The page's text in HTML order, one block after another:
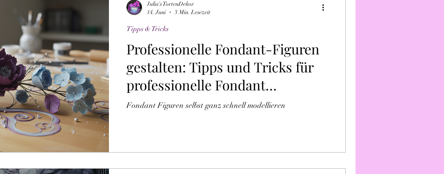
vor dem Anschneiden entfernt werden müssen. Haltbar und
wiederverwendbar.
Professionelle Fondant-Figuren
gestalten: Tipps und Tricks für
professionelle Fondant
Techniken
Fondant Figuren selbst ganz schnell modellieren
Tipps & Tricks
Julia's TortenDekor
14. Juni
3 Min. Lesezeit